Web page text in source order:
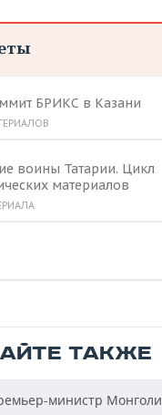
БРИКС в Казани
воины Татарии. Цикл
материалов
ТАКЖЕ
министр